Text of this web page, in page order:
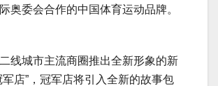
奥委会合作的中国体育运动品牌。
线城市主流商圈推出全新形象的新
军店”，冠军店将引入全新的故事包